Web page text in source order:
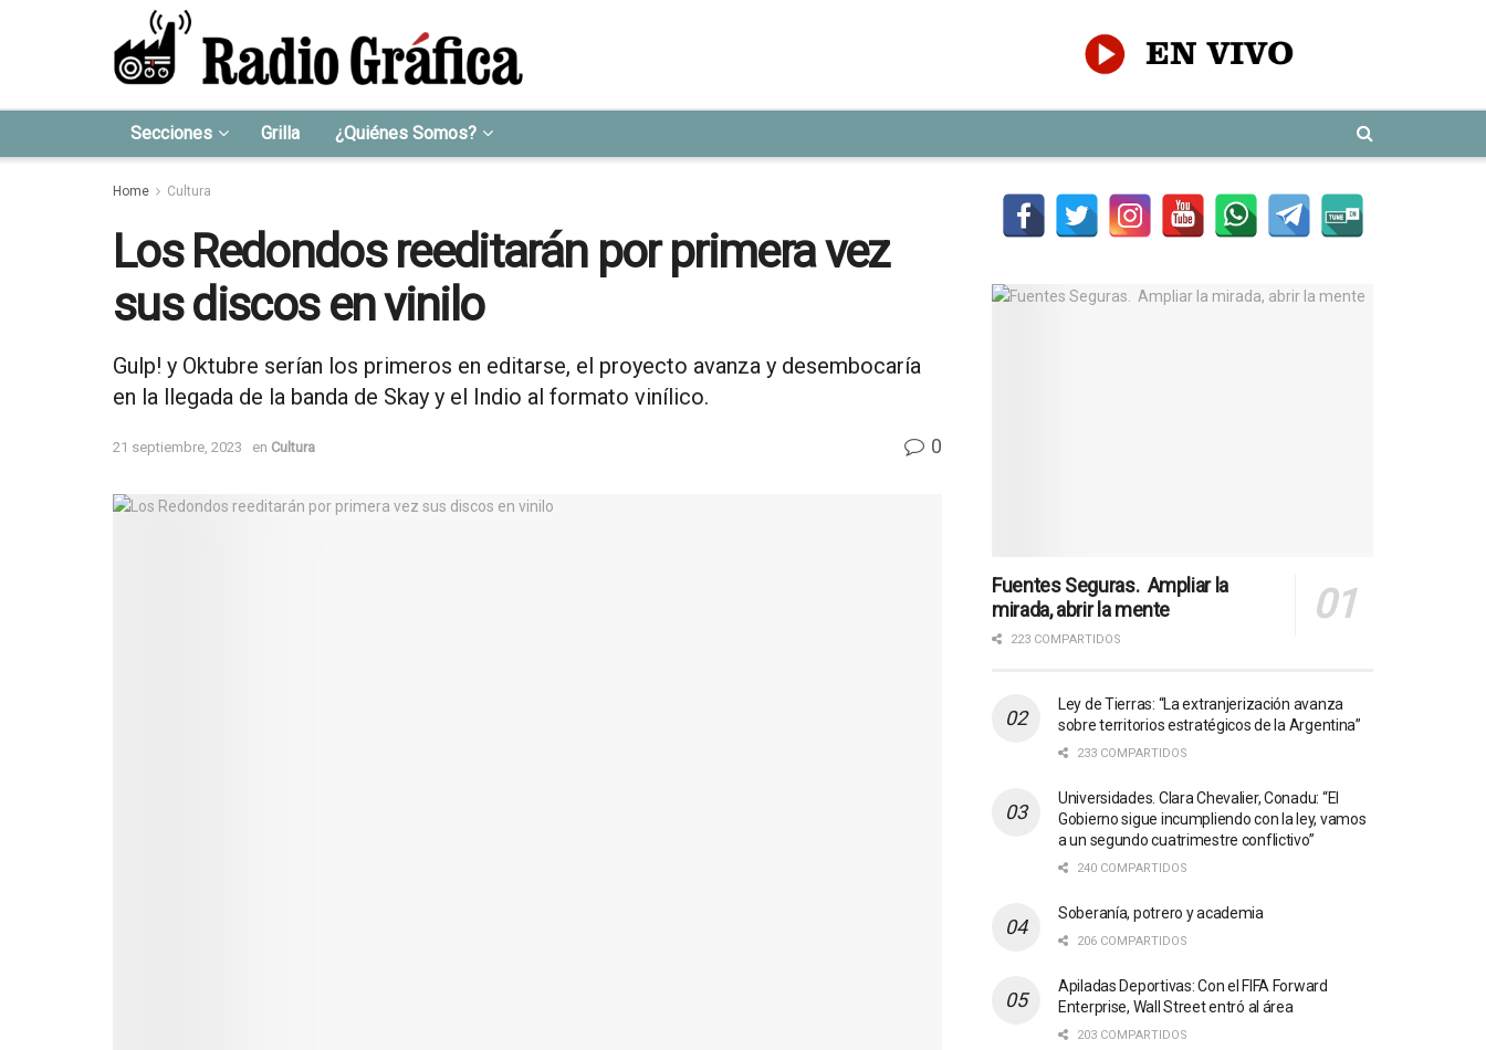
Secciones Grilla ¿Quiénes Somos?
Home Cultura
Los Redondos reeditarán por primera vez
sus discos en vinilo
Gulp! y Oktubre serían los primeros en editarse, el proyecto avanza y desembocaría
en la llegada de la banda de Skay y el Indio al formato vinílico.
21 septiembre, 2023 en Cultura 0
Fuentes Seguras. Ampliar la
mirada, abrir la mente
223 COMPARTIDOS
Ley de Tierras: “La extranjerización avanza
sobre territorios estratégicos de la Argentina”
233 COMPARTIDOS
Universidades. Clara Chevalier, Conadu: “El
Gobierno sigue incumpliendo con la ley, vamos
a un segundo cuatrimestre conflictivo”
240 COMPARTIDOS
Soberanía, potrero y academia
206 COMPARTIDOS
Apiladas Deportivas: Con el FIFA Forward
Enterprise, Wall Street entró al área
203 COMPARTIDOS